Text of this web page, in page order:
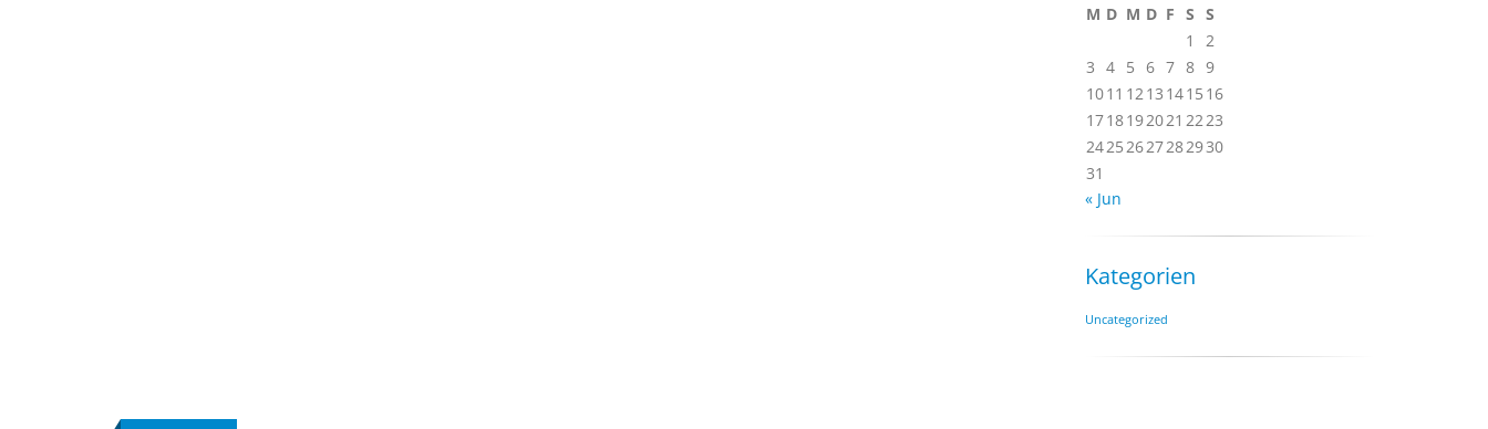
M D M D F S S
1
2
3 4 5 6 7 8 9
1011 1213 1415 16
1718192021 2223
24252627282930
31
« Jun
Kategorien
Uncategorized